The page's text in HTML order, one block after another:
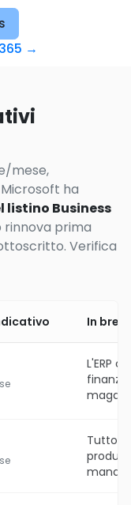
→
mese,
ha
Business
rinnova prima
Verifica
In
L'ERP
Tutto